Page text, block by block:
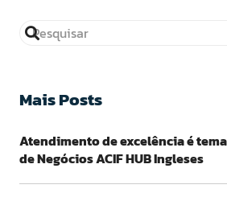
Mais Posts
Atendimento de excelência é
de Negócios ACIF HUB Ingleses